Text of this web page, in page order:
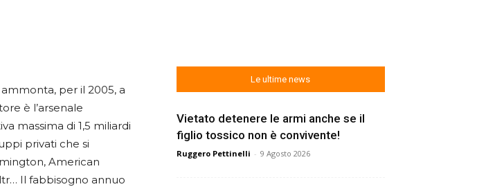
per il 2005, a
è l’arsenale
massima di 1,5 miliardi
privati che si
American
Il fabbisogno annuo
Le ultime news
Vietato detenere le armi anche se il
figlio tossico non è convivente!
Ruggero Pettinelli - 9 Agosto 2026